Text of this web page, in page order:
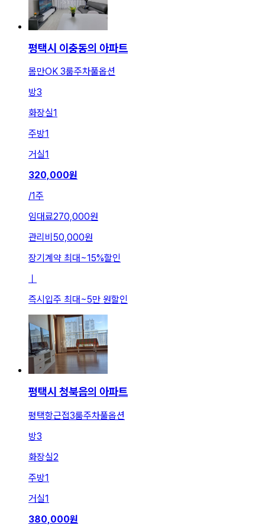
평택시 이충동의 아파트
몸만OK 3룸주차풀옵션
방3
화장실1
주방1
거실1
320,000원
/1주
임대료270,000원
관리비 50,000원
장기계약 최대 ~15%할인
즉시입주 최대 ~5만 원할인
평택시 청북읍의 아파트
평택항근접3룸주차풀옵션
방3
화장실2
주방1
거실1
380,000원